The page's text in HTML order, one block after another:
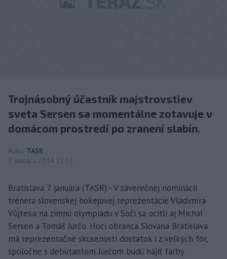
Trojnásobný účastník majstrovstiev
sveta Sersen sa momentálne zotavuje v
domácom prostredí po zranení slabín.
Autor TASR
7. januára 2014 21:33
Bratislava 7. januára (TASR) - V záverečnej nominácii
trénera slovenskej hokejovej reprezentácie Vladimíra
Vůjteka na zimnú olympiádu v Soči sa ocitli aj Michal
Sersen a Tomáš Jurčo. Hoci obranca Slovana Bratislava
má reprezentačné skúsenosti dostatok i z veľkých fór,
spoločne s debutantom Jurčom budú hájiť farby